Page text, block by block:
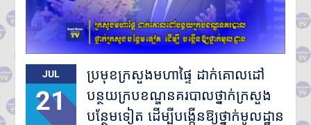
JUL
21
ប្រមុខក្រសួងមហាផ្ទៃ ដាក់គោលដៅ
បន្ថយក្របខណ្ឌនគរបាលថ្នាក់ក្រសួង
បន្ថែមទៀត ដើម្បីបង្កើនឱ្យថ្នាក់មូលដ្ឋាន